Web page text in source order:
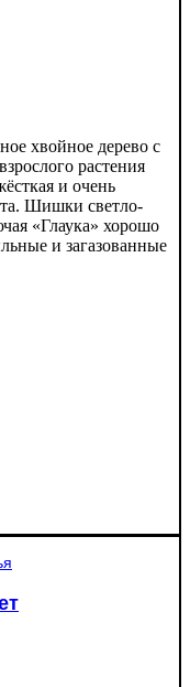
хвойное дерево с
растения
и очень
Шишки светло-
«Глаука» хорошо
и загазованные